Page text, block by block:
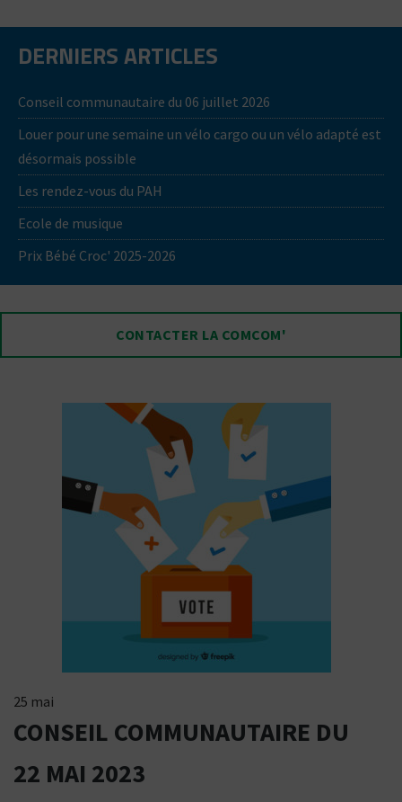
DERNIERS ARTICLES
Conseil communautaire du 06 juillet 2026
Louer pour une semaine un vélo cargo ou un vélo adapté est
désormais possible
Les rendez-vous du PAH
Ecole de musique
Prix Bébé Croc' 2025-2026
CONTACTER LA COMCOM'
25 mai
CONSEIL COMMUNAUTAIRE DU
22 MAI 2023